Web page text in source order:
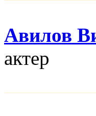
Авилов
актер